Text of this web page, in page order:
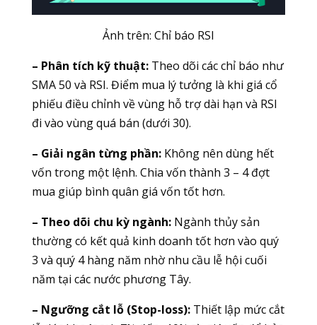
Ảnh trên: Chỉ báo RSI
– Phân tích kỹ thuật:Theo dõi các chỉ báo như
SMA 50 và RSI. Điểm mua lý tưởng là khi giá cổ
phiếu điều chỉnh về vùng hỗ trợ dài hạn và RSI
đi vào vùng quá bán (dưới 30).
– Giải ngân từng phần:Không nên dùng hết
vốn trong một lệnh. Chia vốn thành 3 – 4 đợt
mua giúp bình quân giá vốn tốt hơn.
– Theo dõi chu kỳ ngành:Ngành thủy sản
thường có kết quả kinh doanh tốt hơn vào quý
3 và quý 4 hàng năm nhờ nhu cầu lễ hội cuối
năm tại các nước phương Tây.
– Ngưỡng cắt lỗ (Stop-loss):Thiết lập mức cắt